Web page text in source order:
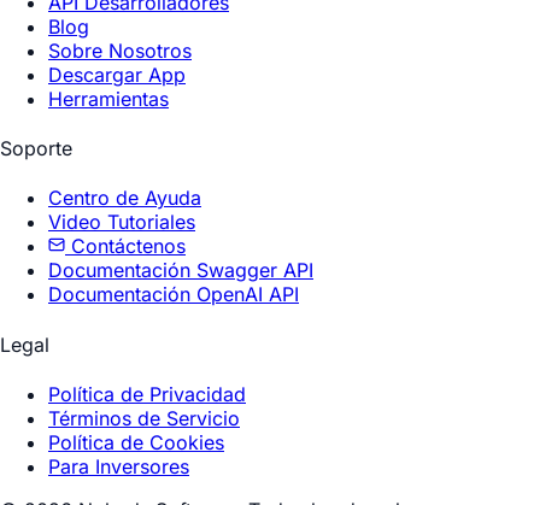
Blog
Sobre Nosotros
Descargar App
Herramientas
Soporte
Centro de Ayuda
Video Tutoriales
Contáctenos
Documentación Swagger API
Documentación OpenAI API
Legal
Política de Privacidad
Términos de Servicio
Política de Cookies
Para Inversores